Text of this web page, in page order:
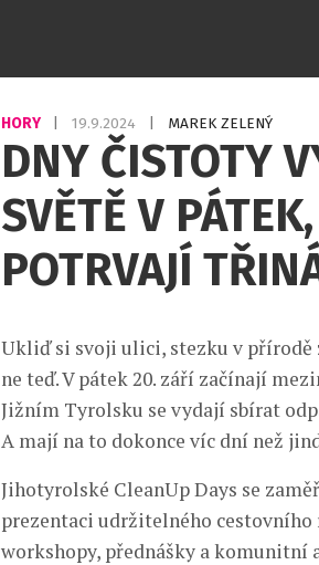
HORY 19.9.2024 MAREK ZELENÝ
DNY ČISTOTY
SVĚTĚ V
POTRVAJÍ
Ukliď si svoji ulici, stezku v přírodě
ne teď. V pátek 20. září začínají
Jižním Tyrolsku se vydají sbírat
A mají na to dokonce víc dní než
Jihotyrolské CleanUp Days se
prezentaci udržitelného cestovního
workshopy, přednášky a komunitní